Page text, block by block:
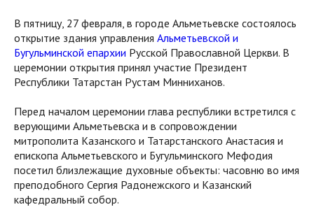
В пятницу, 27 февраля, в городе Альметьевске состоялось
открытие здания управления Альметьевской и
Бугульминской епархии Русской Православной Церкви. В
церемонии открытия принял участие Президент
Республики Татарстан Рустам Минниханов.
Перед началом церемонии глава республики встретился с
верующими Альметьевска и в сопровождении
митрополита Казанского и Татарстанского Анастасия и
епископа Альметьевского и Бугульминского Мефодия
посетил близлежащие духовные объекты: часовню во имя
преподобного Сергия Радонежского и Казанский
кафедральный собор.